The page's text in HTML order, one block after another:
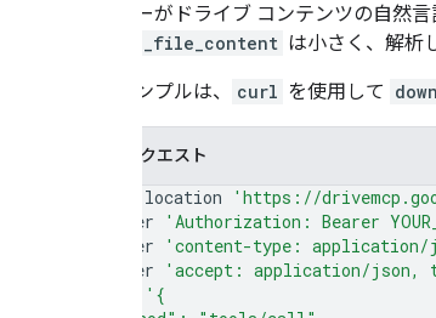
ユーザーがドライブ コンテンツの自然
read_file_content は小さく、解析
次のサンプルは、 curl を使用して
Curl リクエスト
--location 'https://
--header
'Authorization: Bearer
--header
'content-type: application/
--header
'accept: application/json,
'{